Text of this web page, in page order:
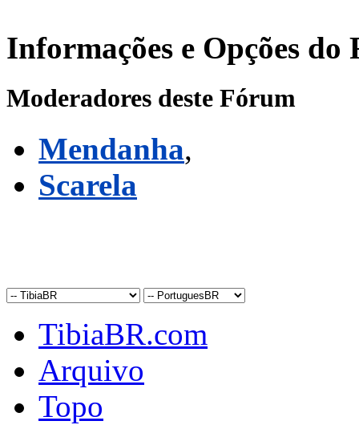
Informações e Opções do
Moderadores deste Fórum
Mendanha,
Scarela
TibiaBR.com
Arquivo
Topo